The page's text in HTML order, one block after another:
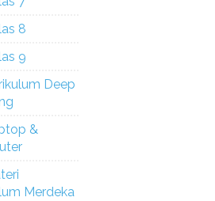
8
9
Deep
&
Merdeka